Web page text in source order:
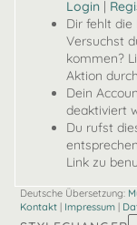
Login |
Dir fehlt
Versuchst
kommen?
Aktion
Dein
deaktiviert
Du rufst
Link zu
Deutsche Übersetzung:
Kontakt | Impressum |